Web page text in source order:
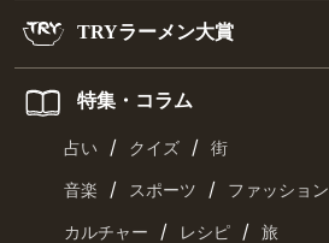
TRYラーメン大賞
特集・コラム
占い / クイズ / 街
音楽 / スポーツ / ファッション
カルチャー / レシピ / 旅